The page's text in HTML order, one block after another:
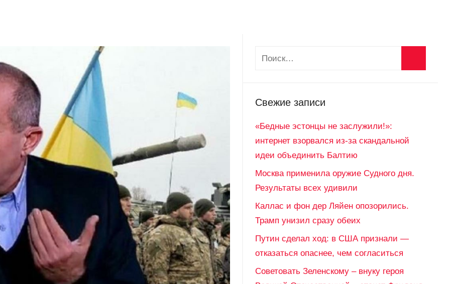
Свежие записи
«Бедные эстонцы не заслужили!»:
интернет взорвался из-за скандальной
идеи объединить Балтию
Москва применила оружие Судного дня.
Результаты всех удивили
Каллас и фон дер Ляйен опозорились.
Трамп унизил сразу обеих
Путин сделал ход: в США признали —
отказаться опаснее, чем согласиться
Советовать Зеленскому – внуку героя